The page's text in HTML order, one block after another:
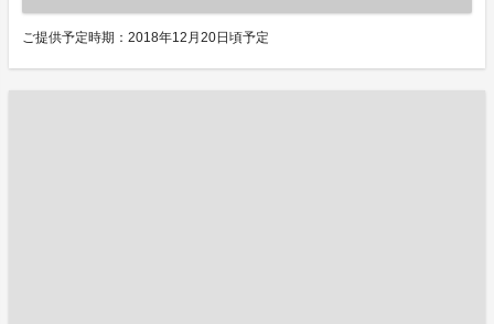
ご提供予定時期：2018年12月20日頃予定